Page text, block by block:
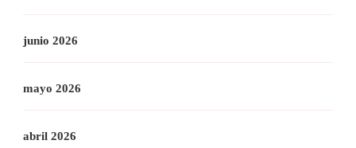
junio 2026
mayo 2026
abril 2026